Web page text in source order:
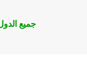
جميع